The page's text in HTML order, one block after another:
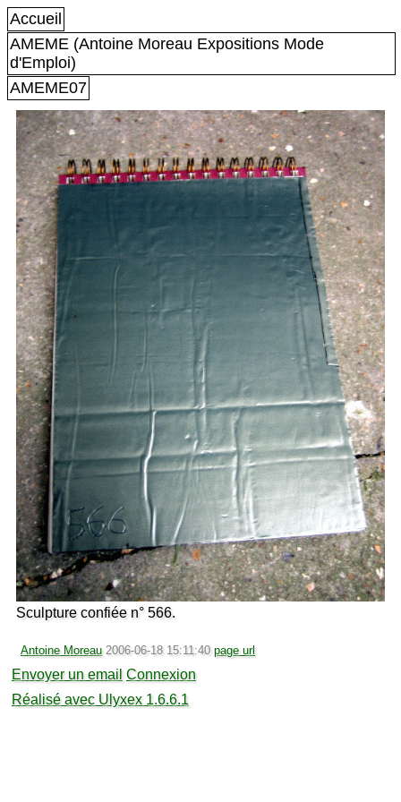
Accueil
AMEME (Antoine Moreau Expositions Mode
d'Emploi)
AMEME07
Sculpture confiée n° 566.
Antoine Moreau 2006-06-18 15:11:40 page url
Envoyer un email Connexion
Réalisé avec Ulyxex 1.6.6.1